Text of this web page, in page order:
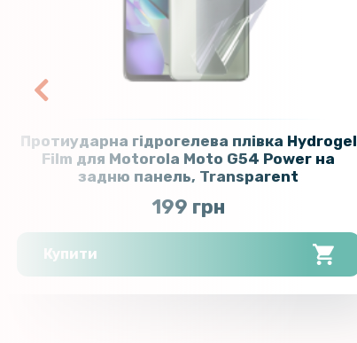
Протиударна гідрогелева плівка Hydrogel
Film для Motorola Moto G54 Power​​​​ на
задню панель, Transparent
199 грн
Купити